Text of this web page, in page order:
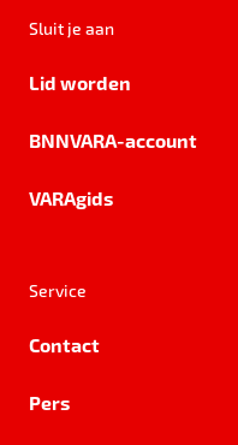
Sluit je aan
Lid worden
BNNVARA-account
VARAgids
Service
Contact
Pers